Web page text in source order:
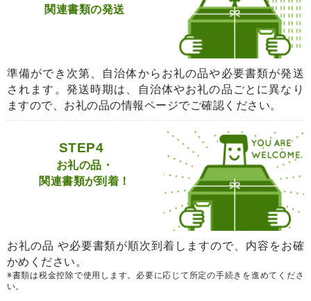
関連書類の発送
準備ができ次第、自治体からお礼の品や必要書類が発送
されます。発送時期は、自治体やお礼の品ごとに異なり
ますので、お礼の品の情報ページでご確認ください。
STEP4
お礼の品・
関連書類が到着！
お礼の品 や必要書類が順次到着しますので、内容をお確
かめください。
※書類は税金控除で使用します。必要に応じて所定の手続きを進めてくださ
い。